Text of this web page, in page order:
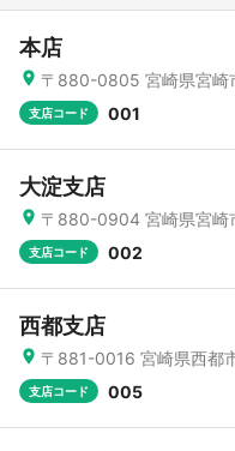
本店
〒880-0805 宮崎県宮崎
支店コード 001
大淀支店
〒880-0904 宮崎県宮崎
支店コード 002
西都支店
〒881-0016 宮崎県西都
支店コード 005